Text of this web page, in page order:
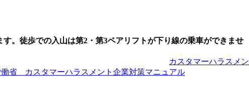
。徒歩での入山は第2・第3ペアリフトが下り線の乗車ができませ
のとおりです。
カスタマーハラスメン
働省 カスタマーハラスメント企業対策マニュアル